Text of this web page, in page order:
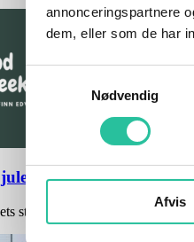
annonceringspartnere
dem, eller som de har
Nødvendig
Afvis
– og goddag
statsminister træffer nogle